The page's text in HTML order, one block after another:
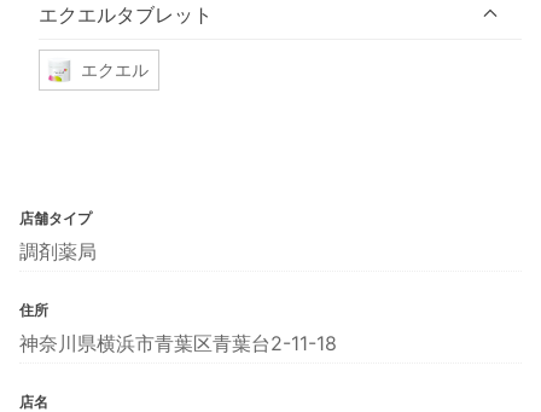
エクエルタブレット
エクエル
店舗タイプ
調剤薬局
住所
神奈川県横浜市青葉区青葉台2-11-18
店名